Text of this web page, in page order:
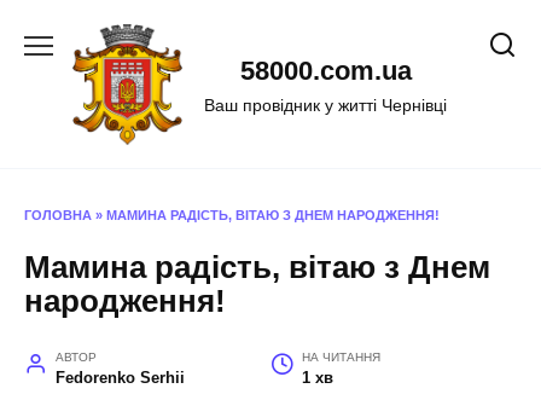
58000.com.ua
Ваш провідник у житті Чернівці
ГОЛОВНА » МАМИНА РАДІСТЬ, ВІТАЮ З ДНЕМ НАРОДЖЕННЯ!
Мамина радість, вітаю з Днем
народження!
АВТОР
Fedorenko Serhii
НА ЧИТАННЯ
1 хв